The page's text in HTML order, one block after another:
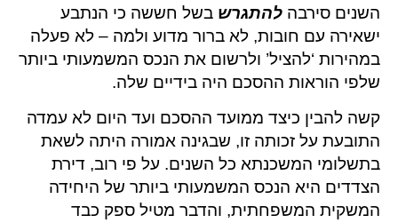
השנים סירבה להתגרש בשל חששה כי הנתבע
ישאירה עם חובות, לא ברור מדוע ולמה – לא פעלה
במהירות ‘להציל’ ולרשום את הנכס המשמעותי ביותר
שלפי הוראות ההסכם היה בידיים שלה.
קשה להבין כיצד ממועד ההסכם ועד היום לא עמדה
התובעת על זכותה זו, שבגינה אמורה היתה לשאת
בתשלומי המשכנתא כל השנים. על פי רוב, דירת
הצדדים היא הנכס המשמעותי ביותר של היחידה
המשקית המשפחתית, והדבר מטיל ספק כבד